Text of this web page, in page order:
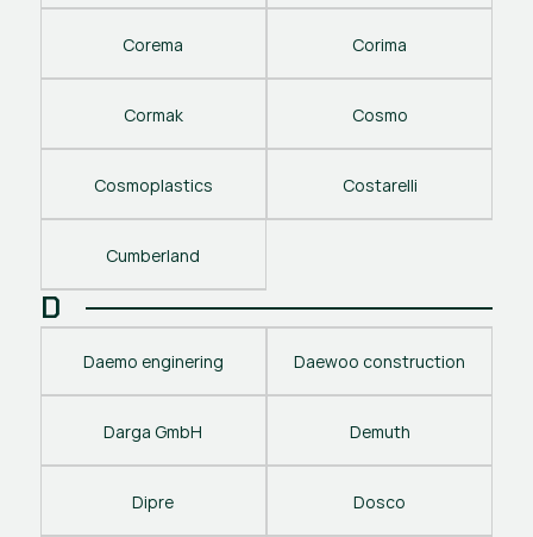
Corema Corima
Cormak Cosmo
Cosmoplastics Costarelli
Cumberland
D
Daemo enginering Daewoo construction
Darga GmbH Demuth
Dipre Dosco